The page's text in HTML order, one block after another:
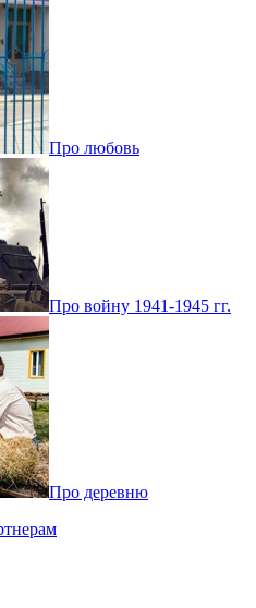
Про любовь
Про войну 1941-1945 гг.
Про деревню